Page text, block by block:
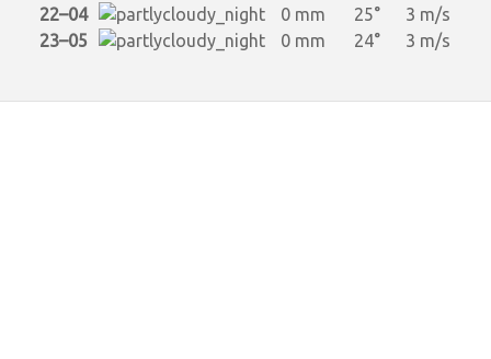
22–04
0 mm 25°
3 m/s
23–05
0 mm 24° 3 m/s